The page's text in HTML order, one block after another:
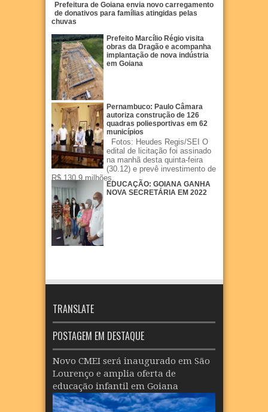
Prefeitura de Goiana envia novo carregamento
de donativos para famílias atingidas pelas
chuvas
Prefeito Marcílio Régio visita
obras da Dragão e acompanha
implantação de nova indústria
em Goiana
Pernambuco: Paulo Câmara
autoriza construção de 126
quadras poliesportivas em 62
municípios
Fotos: Heudes Regis/SEI O
edital de licitação foi assinado
na manhã desta quinta-feira
(30.12) e prevê investimento de
R$ 130,9 milhões.
EDUCAÇÃO: GOIANA GANHA
NOVA SECRETÁRIA EM 2022
TRANSLATE
POSTAGEM EM DESTAQUE
Novo CMEI será inaugurado em São
Lourenço e amplia oferta de
educação infantil em Goiana